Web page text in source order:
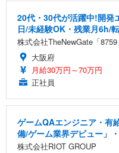
20代・30代が活躍中!開発
日/未経験OK・残業月6h/
株式会社TheNewGate「8759
大阪府
月給30万円～70万円
正社員
ゲームQAエンジニア・有
備/ゲーム業界デビュー」
株式会社RIOT GROUP